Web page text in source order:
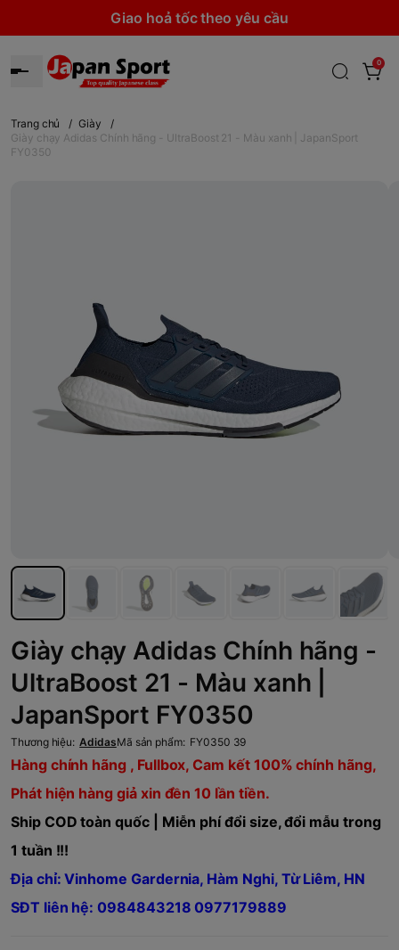
Giao hoả tốc theo yêu cầu
0
Trang chủ / Giày
/
Giày chạy Adidas Chính hãng - UltraBoost 21 - Màu xanh | JapanSport
FY0350
Giày chạy Adidas Chính hãng -
UltraBoost 21 - Màu xanh |
JapanSport FY0350
Thương hiệu: AdidasMã sản phẩm: FY0350 39
Hàng chính hãng , Fullbox, Cam kết 100% chính hãng,
Phát hiện hàng giả xin đền 10 lần tiền.
Ship COD toàn quốc | Miễn phí đổi size, đổi mẫu trong
1 tuần !!!
Địa chỉ: Vinhome Gardernia, Hàm Nghi, Từ Liêm, HN
SĐT liên hệ: 0984843218 0977179889